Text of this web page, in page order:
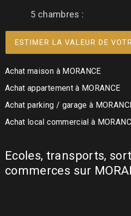
5 chambres :
ESTIMER LA VALEUR DE
Achat maison à MORANCE
Achat appartement à MORANCE
Achat parking / garage à
Achat local commercial à
Ecoles, transports,
commerces sur